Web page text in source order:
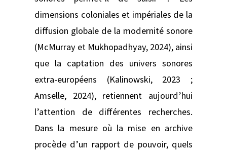
dimensions coloniales et impériales de la
diffusion globale de la modernité sonore
(McMurray et Mukhopadhyay, 2024), ainsi
que la captation des univers sonores
extra-européens (Kalinowski, 2023 ;
Amselle, 2024), retiennent aujourd’hui
l’attention de différentes recherches.
Dans la mesure où la mise en archive
procède d’un rapport de pouvoir, quels